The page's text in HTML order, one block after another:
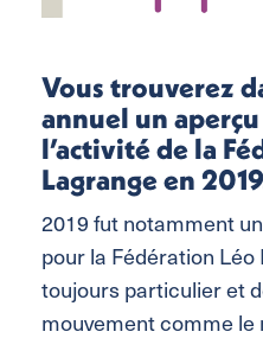
Vous trouverez
annuel un
l’activité de la
Lagrange en
2019 fut notamment
pour la Fédération
toujours particulier et
mouvement comme